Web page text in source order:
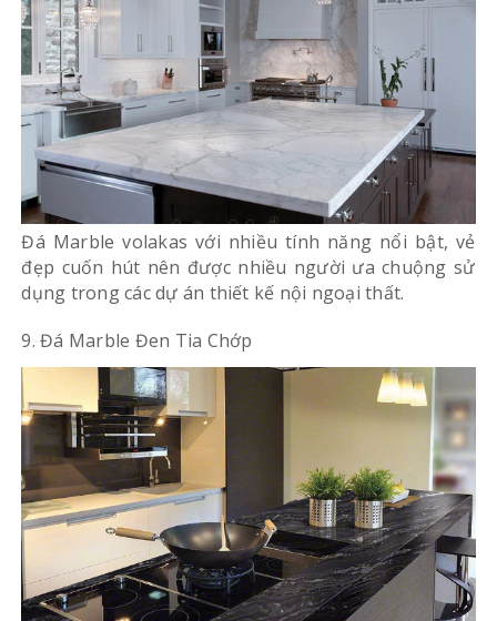
Đá Marble volakas với nhiều tính năng nổi bật, vẻ
đẹp cuốn hút nên được nhiều người ưa chuộng sử
dụng trong các dự án thiết kế nội ngoại thất.
9. Đá Marble Đen Tia Chớp